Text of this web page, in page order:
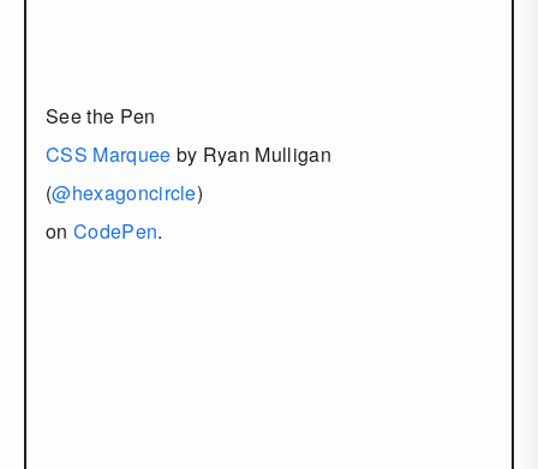
See the Pen
CSS Marquee by Ryan Mulligan
(@hexagoncircle)
on CodePen.